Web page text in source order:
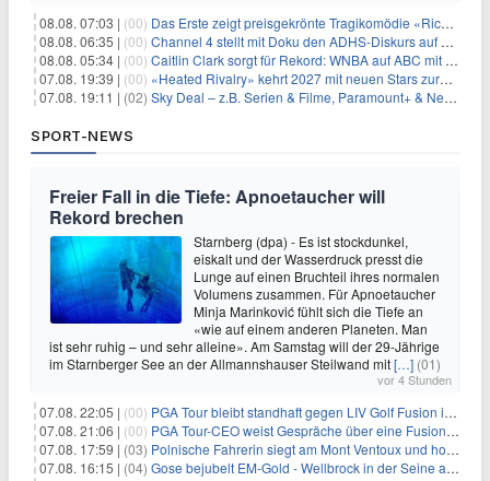
08.08. 07:03 | (00) Das Erste zeigt preisgekrönte Tragikomödie «Rickerl» als Free-TV-Premiere
08.08. 06:35 | (00) Channel 4 stellt mit Doku den ADHS-Diskurs auf den Prüfstand
08.08. 05:34 | (00) Caitlin Clark sorgt für Rekord: WNBA auf ABC mit 2,5 Millionen Zuschauern
07.08. 19:39 | (00) «Heated Rivalry» kehrt 2027 mit neuen Stars zurück
07.08. 19:11 | (02) Sky Deal – z.B. Serien & Filme, Paramount+ & Netflix für 19,99€/Monat
SPORT-NEWS
Freier Fall in die Tiefe: Apnoetaucher will
Rekord brechen
Starnberg (dpa) - Es ist stockdunkel,
eiskalt und der Wasserdruck presst die
Lunge auf einen Bruchteil ihres normalen
Volumens zusammen. Für Apnoetaucher
Minja Marinković fühlt sich die Tiefe an
«wie auf einem anderen Planeten. Man
ist sehr ruhig – und sehr alleine». Am Samstag will der 29-Jährige
im Starnberger See an der Allmannshauser Steilwand mit[…] (01)
vor 4 Stunden
07.08. 22:05 | (00) PGA Tour bleibt standhaft gegen LIV Golf Fusion in einem sich wandelnden Sportumfeld
07.08. 21:06 | (00) PGA Tour-CEO weist Gespräche über eine Fusion mit LIV Golf zurück und bekräftigt die Wettbewerbslandschaft
07.08. 17:59 | (03) Polnische Fahrerin siegt am Mont Ventoux und holt Tour-Gelb
07.08. 16:15 | (04) Gose bejubelt EM-Gold - Wellbrock in der Seine ausgebremst